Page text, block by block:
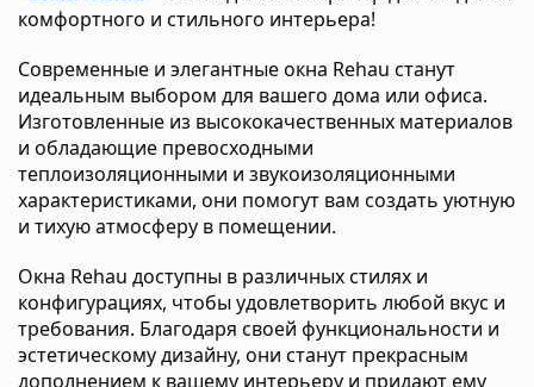
комфортного и стильного интерьера!
Современные и элегантные окна Rehau станут
идеальным выбором для вашего дома или офиса.
Изготовленные из высококачественных материалов
и обладающие превосходными
теплоизоляционными и звукоизоляционными
характеристиками, они помогут вам создать уютную
и тихую атмосферу в помещении.
Окна Rehau доступны в различных стилях и
конфигурациях, чтобы удовлетворить любой вкус и
требования. Благодаря своей функциональности и
эстетическому дизайну, они станут прекрасным
дополнением к вашему интерьеру и придают ему